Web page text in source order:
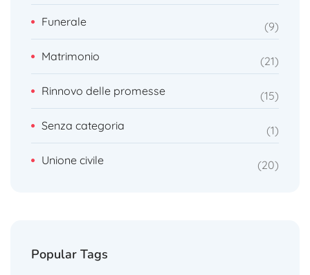
Funerale 9
Matrimonio 21
Rinnovo delle promesse 15
Senza categoria 1
Unione civile 20
Popular Tags